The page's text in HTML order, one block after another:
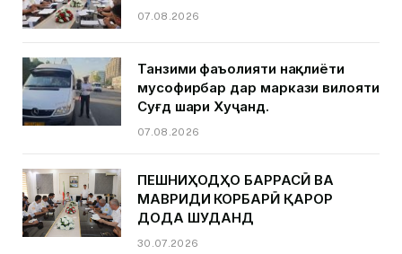
07.08.2026
Танзими фаъолияти нақлиёти
мусофирбар дар маркази вилояти
Суғд шаҳри Хуҷанд.
07.08.2026
ПЕШНИҲОДҲО БАРРАСӢ ВА
МАВРИДИ КОРБАРӢ ҚАРОР
ДОДА ШУДАНД
30.07.2026